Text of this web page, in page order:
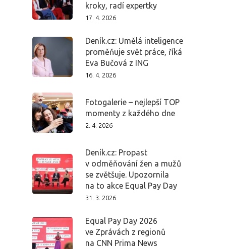
kroky, radí expertky
17. 4. 2026
Deník.cz: Umělá inteligence
proměňuje svět práce, říká
Eva Bučová z ING
16. 4. 2026
Fotogalerie – nejlepší TOP
momenty z každého dne
2. 4. 2026
Deník.cz: Propast
v odměňování žen a mužů
se zvětšuje. Upozornila
na to akce Equal Pay Day
31. 3. 2026
Equal Pay Day 2026
ve Zprávách z regionů
na CNN Prima News
Partneři
Vstupenky